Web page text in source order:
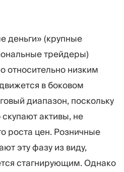
деньги» (крупные
трейдеры)
относительно низким
в боковом
диапазон, поскольку
активы, не
роста цен. Розничные
эту фазу из виду,
стагнирующим. Однако